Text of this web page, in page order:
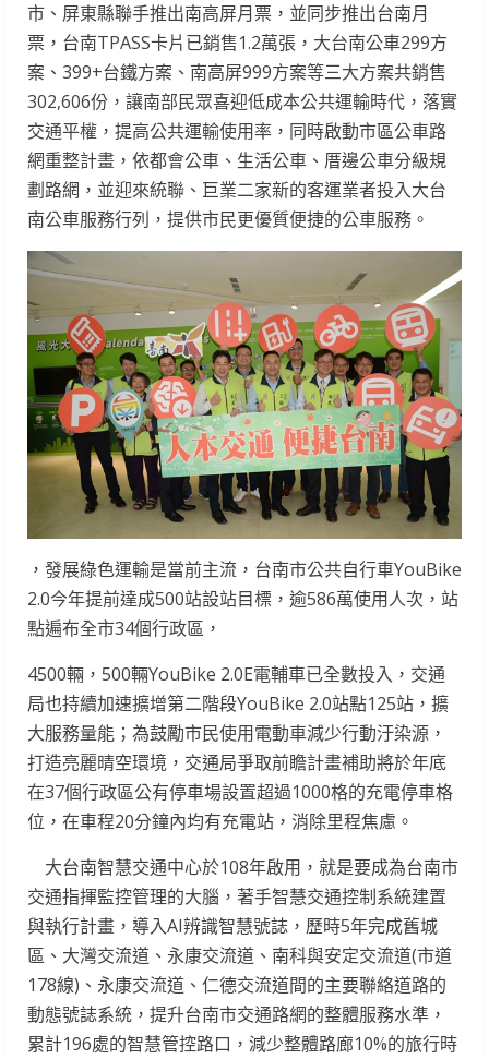
市、屏東縣聯手推出南高屏月票，並同步推出台南月
票，台南TPASS卡片已銷售1.2萬張，大台南公車299方
案、399+台鐵方案、南高屏999方案等三大方案共銷售
302,606份，讓南部民眾喜迎低成本公共運輸時代，落實
交通平權，提高公共運輸使用率，同時啟動市區公車路
網重整計畫，依都會公車、生活公車、厝邊公車分級規
劃路網，並迎來統聯、巨業二家新的客運業者投入大台
南公車服務行列，提供市民更優質便捷的公車服務。
，發展綠色運輸是當前主流，台南市公共自行車YouBike
2.0今年提前達成500站設站目標，逾586萬使用人次，站
點遍布全市34個行政區，
4500輛，500輛YouBike 2.0E電輔車已全數投入，交通
局也持續加速擴增第二階段YouBike 2.0站點125站，擴
大服務量能；為鼓勵市民使用電動車減少行動汙染源，
打造亮麗晴空環境，交通局爭取前瞻計畫補助將於年底
在37個行政區公有停車場設置超過1000格的充電停車格
位，在車程20分鐘內均有充電站，消除里程焦慮。
大台南智慧交通中心於108年啟用，就是要成為台南市
交通指揮監控管理的大腦，著手智慧交通控制系統建置
與執行計畫，導入AI辨識智慧號誌，歷時5年完成舊城
區、大灣交流道、永康交流道、南科與安定交流道(市道
178線)、永康交流道、仁德交流道間的主要聯絡道路的
動態號誌系統，提升台南市交通路網的整體服務水準，
累計196處的智慧管控路口，減少整體路廊10%的旅行時